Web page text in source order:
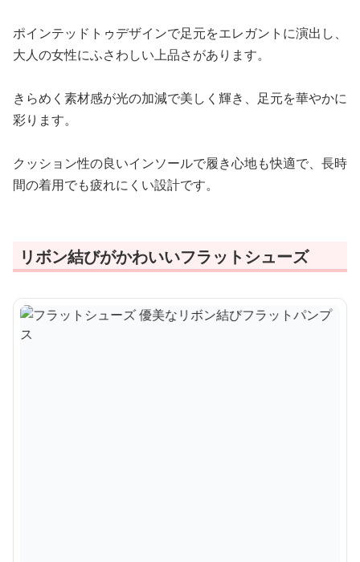
ポインテッドトゥデザインで足元をエレガントに演出し、
大人の女性にふさわしい上品さがあります。
きらめく素材感が光の加減で美しく輝き、足元を華やかに
彩ります。
クッション性の良いインソールで履き心地も快適で、長時
間の着用でも疲れにくい設計です。
リボン結びがかわいいフラットシューズ